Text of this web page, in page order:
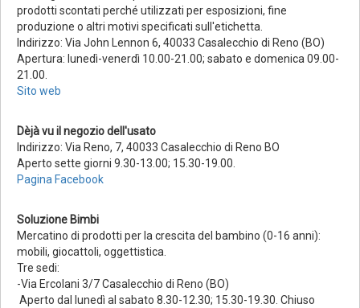
prodotti scontati perché utilizzati per esposizioni, fine
produzione o altri motivi specificati sull'etichetta.
Indirizzo: Via John Lennon 6, 40033 Casalecchio di Reno (BO)
Apertura: lunedì-venerdì 10.00-21.00; sabato e domenica 09.00-
21.00.
Sito web
Dèjà vu il negozio dell'usato
Indirizzo: Via Reno, 7, 40033 Casalecchio di Reno BO
Aperto sette giorni 9.30-13.00; 15.30-19.00.
Pagina Facebook
Soluzione Bimbi
Mercatino di prodotti per la crescita del bambino (0-16 anni):
mobili, giocattoli, oggettistica.
Tre sedi:
-Via Ercolani 3/7 Casalecchio di Reno (BO)
Aperto dal lunedì al sabato 8.30-12.30; 15.30-19.30. Chiuso